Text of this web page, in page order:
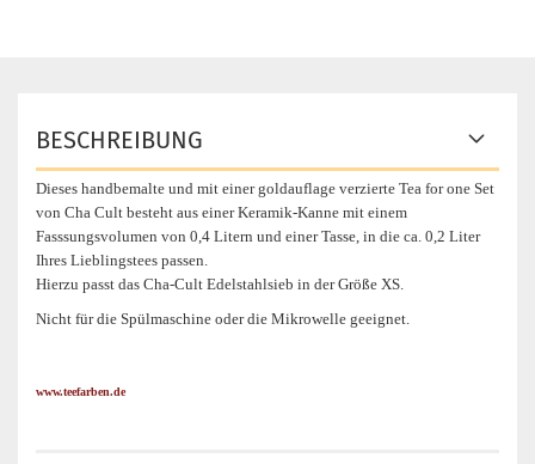
BESCHREIBUNG
Dieses handbemalte und mit einer goldauflage verzierte Tea for one Set
von Cha Cult besteht aus einer Keramik-Kanne mit einem
Fasssungsvolumen von 0,4 Litern und einer Tasse, in die ca. 0,2 Liter
Ihres Lieblingstees passen.
Hierzu passt das Cha-Cult Edelstahlsieb in der Größe XS.
Nicht für die Spülmaschine oder die Mikrowelle geeignet.
www.teefarben.de